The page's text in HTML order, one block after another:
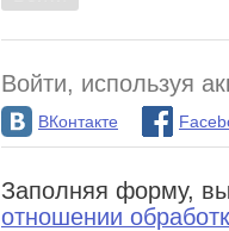
Войти, используя
ВКонтакте
Заполняя форму,
отношении